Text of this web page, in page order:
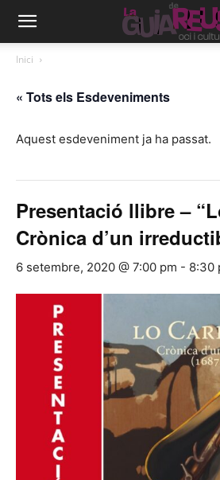
Inici
« Tots els Esdeveniments
Aquest esdeveniment ja ha passat.
Presentació llibre –
Crònica d’un
6 setembre, 2020 @ 7:00 pm - 8:30